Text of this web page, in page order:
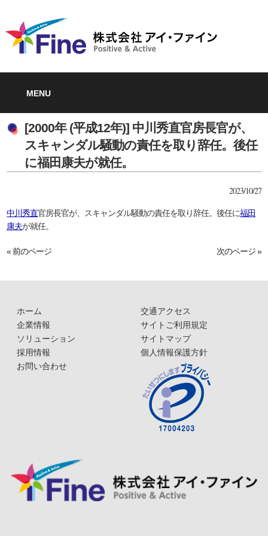
MENU
[2000年 (平成12年)] 中川秀直官房長官が、
スキャンダル騒動の責任を取り辞任。後任
に福田康夫が就任。
2023/10/27
中川秀直官房長官が、スキャンダル騒動の責任を取り辞任。後任に福田
康夫が就任。
« 前のページ 次のページ »
ホーム
企業情報
ソリューション
採用情報
お問い合わせ
交通アクセス
サイトご利用規定
サイトマップ
個人情報保護方針